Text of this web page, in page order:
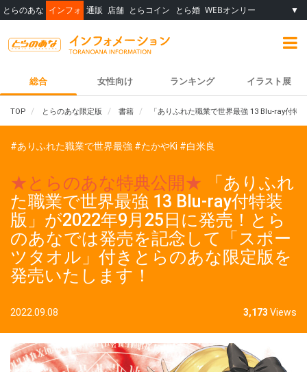
とらのあな インフォ 通販 店舗 とらコイン とら婚 WEBオンリー ▼
総合 女性向け ランキング イラスト展
TOP とらのあな限定版 書籍 「ありふれた職業で世界最強 13 Blu-ray付
#ありふれた職業で世界最強 #たかやKi #白米良
★とらのあな特典公開★ 「ありふれ
た職業で世界最強 13 Blu-ray付特装
版」が2022年9月25日に発売！とら
のあなでは発売を記念して「スポー
ツタオル」付きとらのあな限定版を
発売いたします！
2022.09.08 3,173 Views